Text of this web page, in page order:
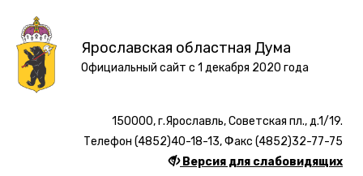
Ярославская областная Дума
Официальный сайт с 1 декабря 2020 года
150000, г.Ярославль, Советская пл., д.1/19.
Телефон (4852)40-18-13, Факс (4852)32-77-75
Версия для слабовидящих